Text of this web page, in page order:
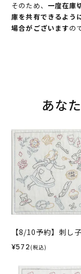
そのため、 一度在庫
庫を共有できるよう
場合がございますの
あな
【8/10予約】刺し
¥572 (税込)